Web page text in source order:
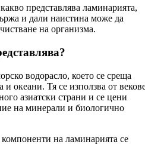
представлява ламинарията,
и дали наистина може да
на организма.
водорасло, което се среща
и океани. Тя се използва от
азиатски страни и се цени
на минерали и биологично
на ламинарията се